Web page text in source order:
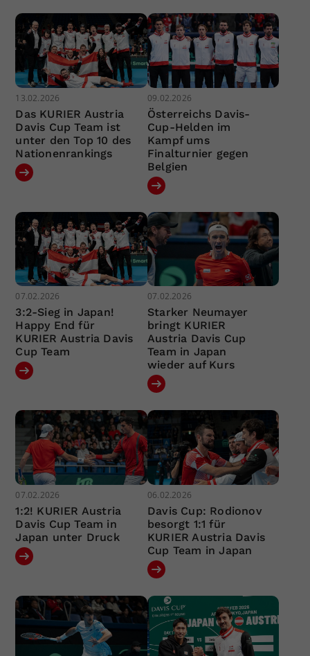
13.02.2026
Das KURIER Austria
Davis Cup Team ist
unter den Top 10 des
Nationenrankings
09.02.2026
Österreichs Davis-
Cup-Helden im
Kampf ums
Finalturnier gegen
Belgien
07.02.2026
3:2-Sieg in Japan!
Happy End für
KURIER Austria Davis
Cup Team
07.02.2026
Starker Neumayer
bringt KURIER
Austria Davis Cup
Team in Japan
wieder auf Kurs
07.02.2026
1:2! KURIER Austria
Davis Cup Team in
Japan unter Druck
06.02.2026
Davis Cup: Rodionov
besorgt 1:1 für
KURIER Austria Davis
Cup Team in Japan